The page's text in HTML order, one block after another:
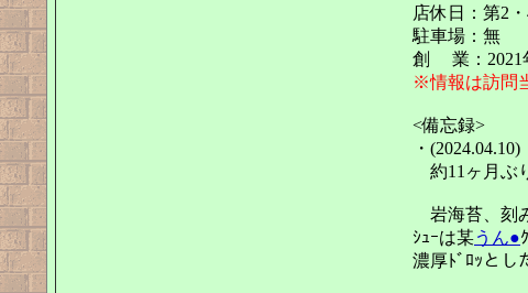
店休日：第2
駐車場：無
創 業：2021
※情報は訪問
<備忘録>
・(2024.04.10)
約11ヶ月ぶ
岩海苔、刻
ｼｭｰは某うん●
濃厚ﾄﾞﾛｯとし